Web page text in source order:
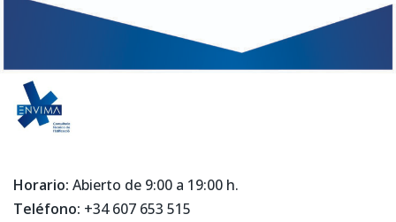
Horario: Abierto de 9:00 a 19:00 h.
Teléfono: +34 607 653 515